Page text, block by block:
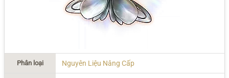
Phân loại Nguyên Liệu Nâng Cấp